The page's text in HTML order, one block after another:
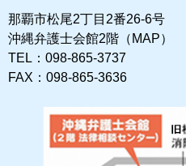
那覇市松尾2丁目2番26-6号
沖縄弁護士会館2階（MAP）
TEL：098-865-3737
FAX：098-865-3636